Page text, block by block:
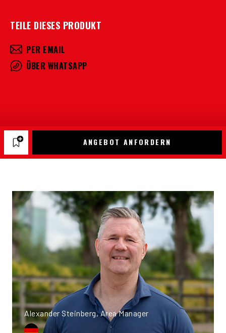
TEILE DIESES PRODUKT
PER EMAIL
ÜBER WHATSAPP
ANGEBOT ANFORDERN
Alexander Steinberg, Area Manager